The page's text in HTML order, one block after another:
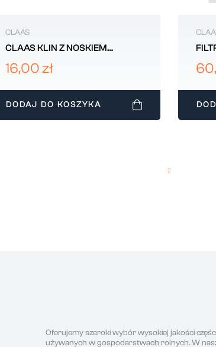
CLAAS
CLAAS KLIN Z NOSKIEM
007624
16,00 zł
DODAJ DO KOSZYKA
Oferujemy szeroki wybór wysokiej jakości
używanych w gospodarstwach rolnych. W